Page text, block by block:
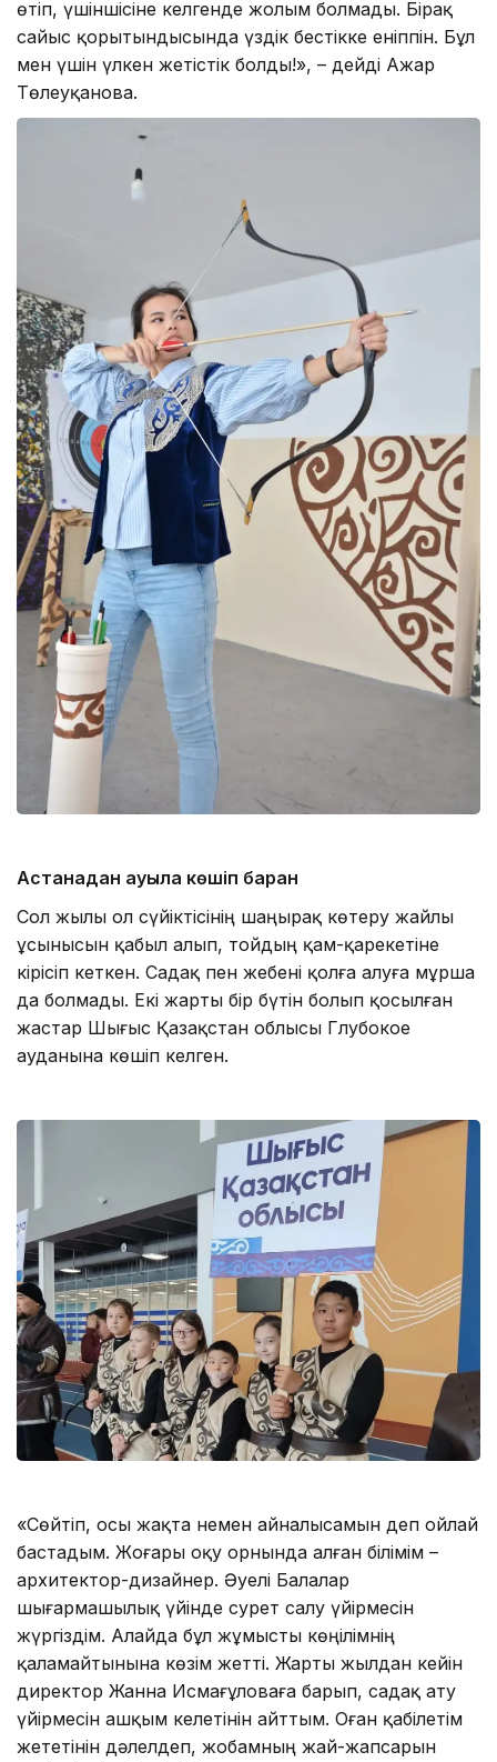
өтіп, үшіншісіне келгенде жолым болмады. Бірақ
сайыс қорытындысында үздік бестікке еніппін. Бұл
мен үшін үлкен жетістік болды!», – дейді Ажар
Төлеуқанова.
Астанадан ауылға көшіп барған
Сол жылы ол сүйіктісінің шаңырақ көтеру жайлы
ұсынысын қабыл алып, тойдың қам-қарекетіне
кірісіп кеткен. Садақ пен жебені қолға алуға мұрша
да болмады. Екі жарты бір бүтін болып қосылған
жастар Шығыс Қазақстан облысы Глубокое
ауданына көшіп келген.
«Сөйтіп, осы жақта немен айналысамын деп ойлай
бастадым. Жоғары оқу орнында алған білімім –
архитектор-дизайнер. Әуелі Балалар
шығармашылық үйінде сурет салу үйірмесін
жүргіздім. Алайда бұл жұмысты көңілімнің
қаламайтынына көзім жетті. Жарты жылдан кейін
директор Жанна Исмағұловаға барып, садақ ату
үйірмесін ашқым келетінін айттым. Оған қабілетім
жететінін дәлелдеп, жобамның жай-жапсарын